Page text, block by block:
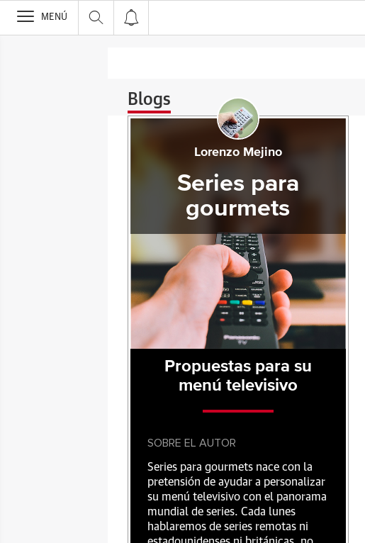
>
MENÚ
Blogs
Lorenzo Mejino
Series para
gourmets
Propuestas para su
menú televisivo
SOBRE EL AUTOR
Series para gourmets nace con la
pretensión de ayudar a personalizar
su menú televisivo con el panorama
mundial de series. Cada lunes
hablaremos de series remotas ni